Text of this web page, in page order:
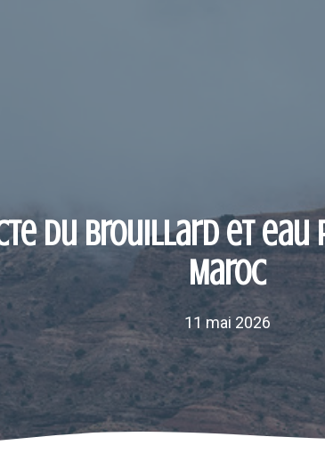
du brouillard et eau
Maroc
11 mai 2026